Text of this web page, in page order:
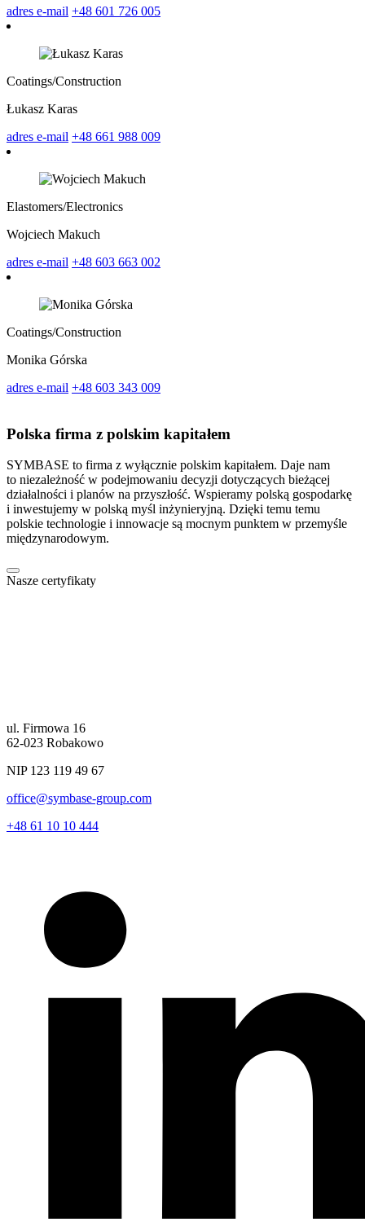
adres e-mail +48 601 726 005
Coatings/Construction
Łukasz Karas
adres e-mail +48 661 988 009
Elastomers/Electronics
Wojciech Makuch
adres e-mail +48 603 663 002
Coatings/Construction
Monika Górska
adres e-mail +48 603 343 009
Polska firma z polskim kapitałem
SYMBASE to firma z wyłącznie polskim kapitałem. Daje nam
to niezależność w podejmowaniu decyzji dotyczących bieżącej
działalności i planów na przyszłość. Wspieramy polską gospodarkę
i inwestujemy w polską myśl inżynieryjną. Dzięki temu temu
polskie technologie i innowacje są mocnym punktem w przemyśle
międzynarodowym.
Nasze certyfikaty
ul. Firmowa 16
62-023 Robakowo
NIP 123 119 49 67
office@symbase-group.com
+48 61 10 10 444